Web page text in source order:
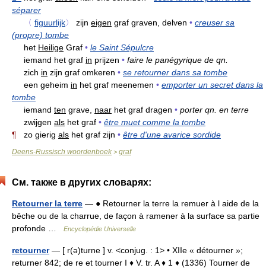
séparer
〈 figuurlijk〉 zijn eigen graf graven, delven • creuser sa
(propre) tombe
het Heilige Graf • le Saint Sépulcre
iemand het graf in prijzen • faire le panégyrique de qn.
zich in zijn graf omkeren • se retourner dans sa tombe
een geheim in het graf meenemen • emporter un secret dans la
tombe
iemand ten grave, naar het graf dragen • porter qn. en terre
zwijgen als het graf • être muet comme la tombe
¶ zo gierig als het graf zijn • être d'une avarice sordide
Deens-Russisch woordenboek > graf
См. также в других словарях:
Retourner la terre — ● Retourner la terre la remuer à l aide de la
bêche ou de la charrue, de façon à ramener à la surface sa partie
profonde …
Encyclopédie Universelle
retourner— [ r(ə)turne ] v. <conjug. : 1> • XIIe « détourner »;
returner 842; de re et tourner I ♦ V. tr. A ♦ 1 ♦ (1336) Tourner de